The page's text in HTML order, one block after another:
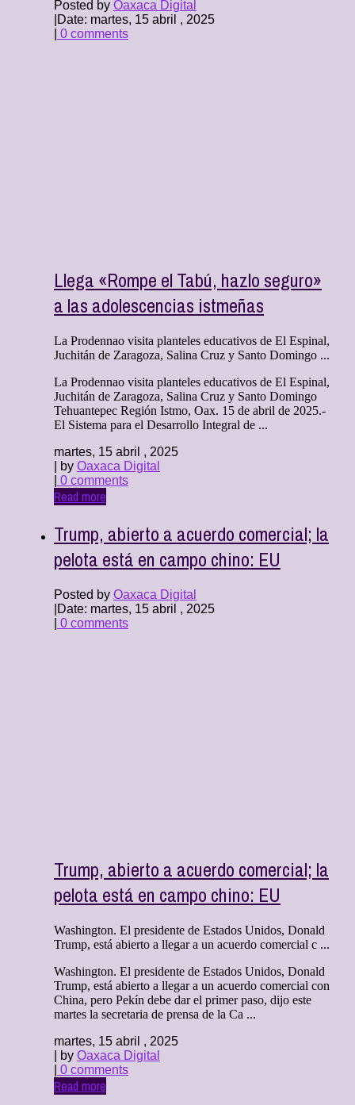
Posted by Oaxaca Digital
Date: martes, 15 abril , 2025
0 comments
Llega «Rompe el Tabú, hazlo seguro»
a las adolescencias istmeñas
La Prodennao visita planteles educativos de El Espinal,
Juchitán de Zaragoza, Salina Cruz y Santo Domingo ...
La Prodennao visita planteles educativos de El Espinal,
Juchitán de Zaragoza, Salina Cruz y Santo Domingo
Tehuantepec Región Istmo, Oax. 15 de abril de 2025.-
El Sistema para el Desarrollo Integral de ...
martes, 15 abril , 2025
| by Oaxaca Digital
0 comments
Read more
Trump, abierto a acuerdo comercial; la
pelota está en campo chino: EU
Posted by Oaxaca Digital
Date: martes, 15 abril , 2025
0 comments
Trump, abierto a acuerdo comercial; la
pelota está en campo chino: EU
Washington. El presidente de Estados Unidos, Donald
Trump, está abierto a llegar a un acuerdo comercial c ...
Washington. El presidente de Estados Unidos, Donald
Trump, está abierto a llegar a un acuerdo comercial con
China, pero Pekín debe dar el primer paso, dijo este
martes la secretaria de prensa de la Ca ...
martes, 15 abril , 2025
| by Oaxaca Digital
0 comments
Read more